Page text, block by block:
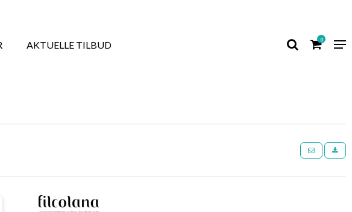
AKTUELLE TILBUD 0